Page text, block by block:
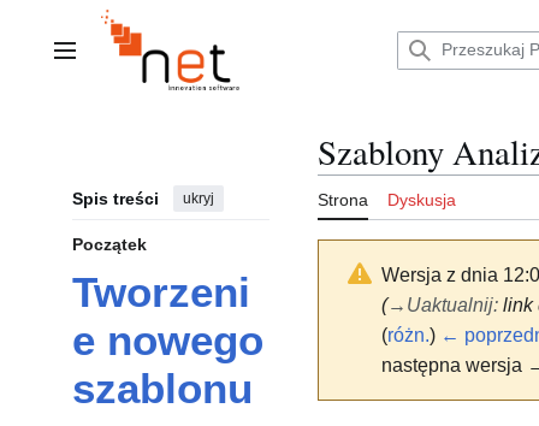
zawartościMenu główne
Spis treści ukryj
Początek
Tworzeni
e nowego
szablonu
Szablony
Strona Dyskusja
Wersja z dnia
(→ Uaktualnij: link
(różn.) ←
następna wersja